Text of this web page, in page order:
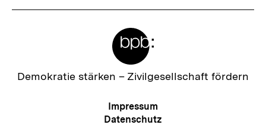
Zur
Demokratie stärken – Zivilgesellschaft fördern
Meta-
Navigation
Impressum
Datenschutz